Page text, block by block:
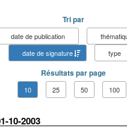
Tri par
date de publication
date de signature
type
Résultats par page
10 25 50 100
10-2003